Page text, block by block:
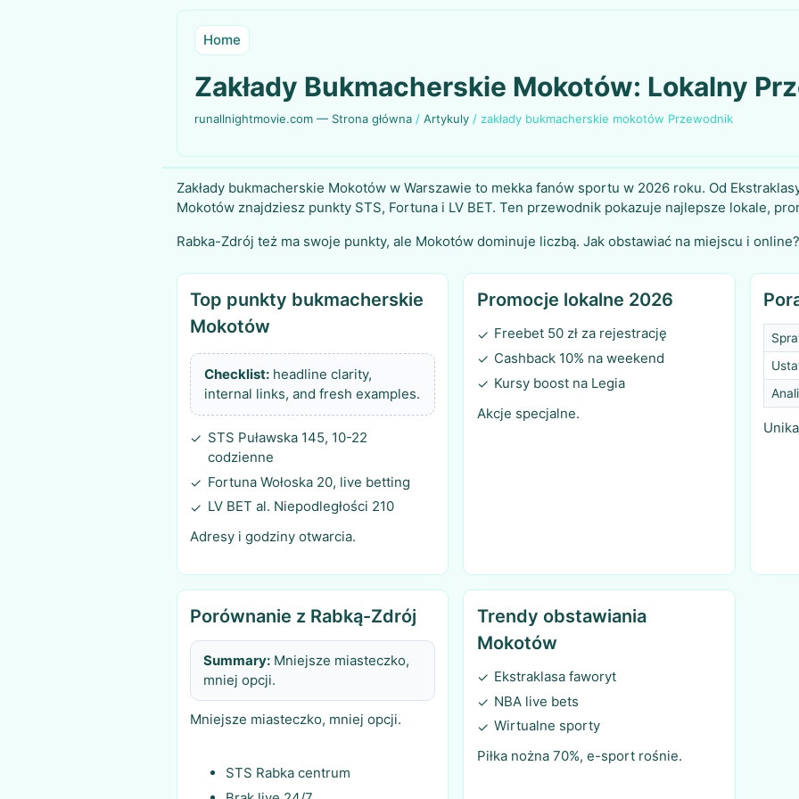
Home
Zakłady Bukmacherskie Mokotów: Lokalny
runallnightmovie.com — Strona główna /Artykuly / zakłady bukmacherskie mokotów Przewodnik
Zakłady bukmacherskie Mokotów w Warszawie to mekka fanów sportu w 2026 roku. Od
Mokotów znajdziesz punkty STS, Fortuna i LV BET. Ten przewodnik pokazuje najlepsze lokale,
Rabka-Zdrój też ma swoje punkty, ale Mokotów dominuje liczbą. Jak obstawiać na miejscu i online?
Top punkty bukmacherskie
Mokotów
Checklist:headline clarity,
internal links, and fresh examples.
✓ STS Puławska 145, 10-22
codzienne
✓ Fortuna Wołoska 20, live betting
✓ LV BET al. Niepodległości 210
Adresy i godziny otwarcia.
Promocje lokalne 2026
✓ Freebet 50 zł za rejestrację
✓ Cashback 10% na weekend
✓ Kursy boost na Legia
Akcje specjalne.
Porównanie z Rabką-Zdrój
Summary:Mniejsze miasteczko,
mniej opcji.
Mniejsze miasteczko, mniej opcji.
STS Rabka centrum
Trendy obstawiania
Mokotów
✓ Ekstraklasa faworyt
✓ NBA live bets
✓ Wirtualne sporty
Piłka nożna 70%, e-sport rośnie.